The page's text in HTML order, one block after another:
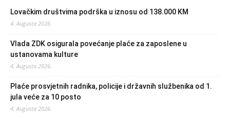
Lovačkim društvima podrška u iznosu od 138.000 KM
4. Augusta 2026.
Vlada ZDK osigurala povećanje plaće za zaposlene u
ustanovama kulture
4. Augusta 2026.
Plaće prosvjetnih radnika, policije i državnih službenika od 1.
jula veće za 10 posto
4. Augusta 2026.